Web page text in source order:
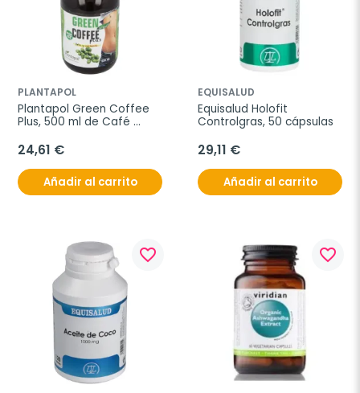
PLANTAPOL
Plantapol Green Coffee
Plus, 500 ml de Café
24,61 €
Añadir al carrito
EQUISALUD
Equisalud Holofit
Controlgras, 50 cápsulas
29,11 €
Añadir al carrito
favorite_border favorite_border